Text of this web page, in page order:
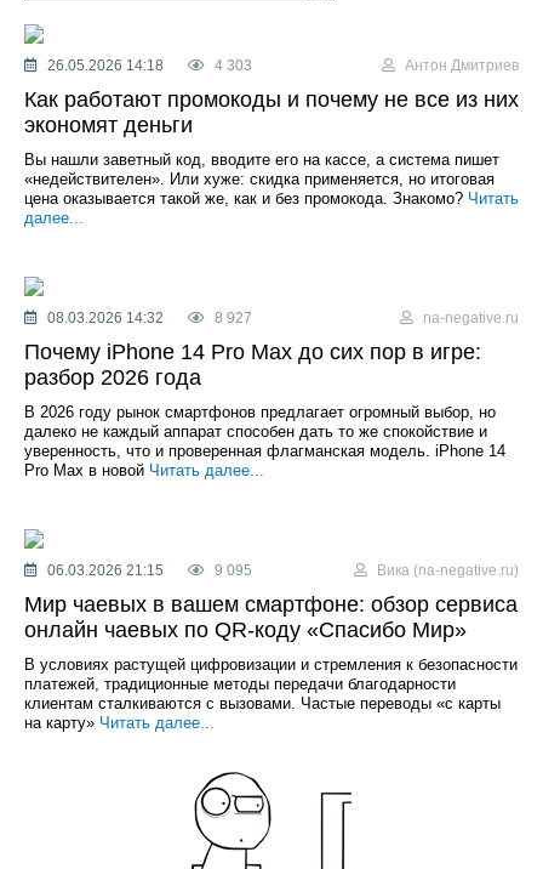
26.05.2026 14:18 4 303 Антон Дмитриев
Как работают промокоды и почему не все из них
экономят деньги
Вы нашли заветный код, вводите его на кассе, а система пишет
«недействителен». Или хуже: скидка применяется, но итоговая
цена оказывается такой же, как и без промокода. Знакомо? Читать
далее...
08.03.2026 14:32 8 927 na-negative.ru
Почему iPhone 14 Pro Max до сих пор в игре:
разбор 2026 года
В 2026 году рынок смартфонов предлагает огромный выбор, но
далеко не каждый аппарат способен дать то же спокойствие и
уверенность, что и проверенная флагманская модель. iPhone 14
Pro Max в новой Читать далее...
06.03.2026 21:15 9 095 Вика (na-negative.ru)
Мир чаевых в вашем смартфоне: обзор сервиса
онлайн чаевых по QR-коду «Спасибо Мир»
В условиях растущей цифровизации и стремления к безопасности
платежей, традиционные методы передачи благодарности
клиентам сталкиваются с вызовами. Частые переводы «с карты
на карту» Читать далее...